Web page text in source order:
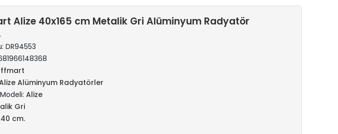
Alize 40x165 cm Metalik Gri Alüminyum Radyatör
DR94553
Alüminyum Radyatörler
Alize
Gri
40 cm.